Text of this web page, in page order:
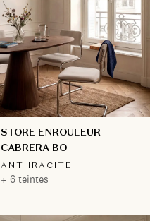
STORE ENROULEUR
CABRERA BO
ANTHRACITE
+ 6 teintes